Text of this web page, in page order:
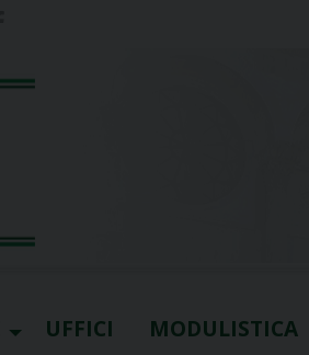
UFFICI MODULISTICA